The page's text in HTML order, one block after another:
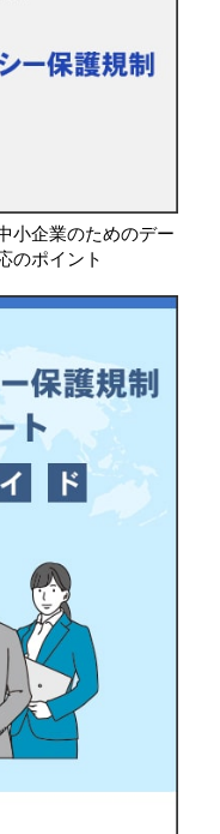
小企業のためのデー
のポイント